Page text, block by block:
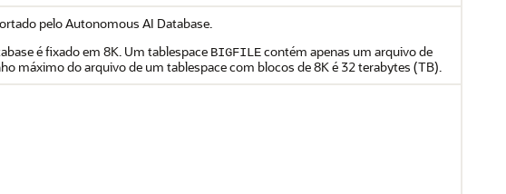
pelo Autonomous AI Database.
é fixado em 8K. Um tablespace BIGFILEcontém apenas um arquivo de
máximo do arquivo de um tablespace com blocos de 8K é 32 terabytes (TB).